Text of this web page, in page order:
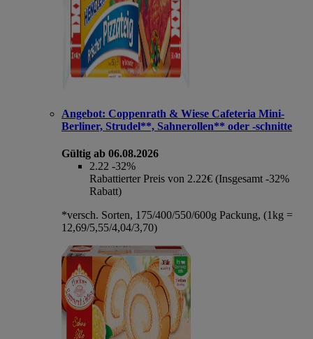
Angebot: Coppenrath & Wiese Cafeteria Mini-
Berliner, Strudel**, Sahnerollen** oder -schnitte
Gültig ab 06.08.2026
2.22 -32%
Rabattierter Preis von 2.22€ (Insgesamt -32%
Rabatt)
*versch. Sorten, 175/400/550/600g Packung, (1kg =
12,69/5,55/4,04/3,70)